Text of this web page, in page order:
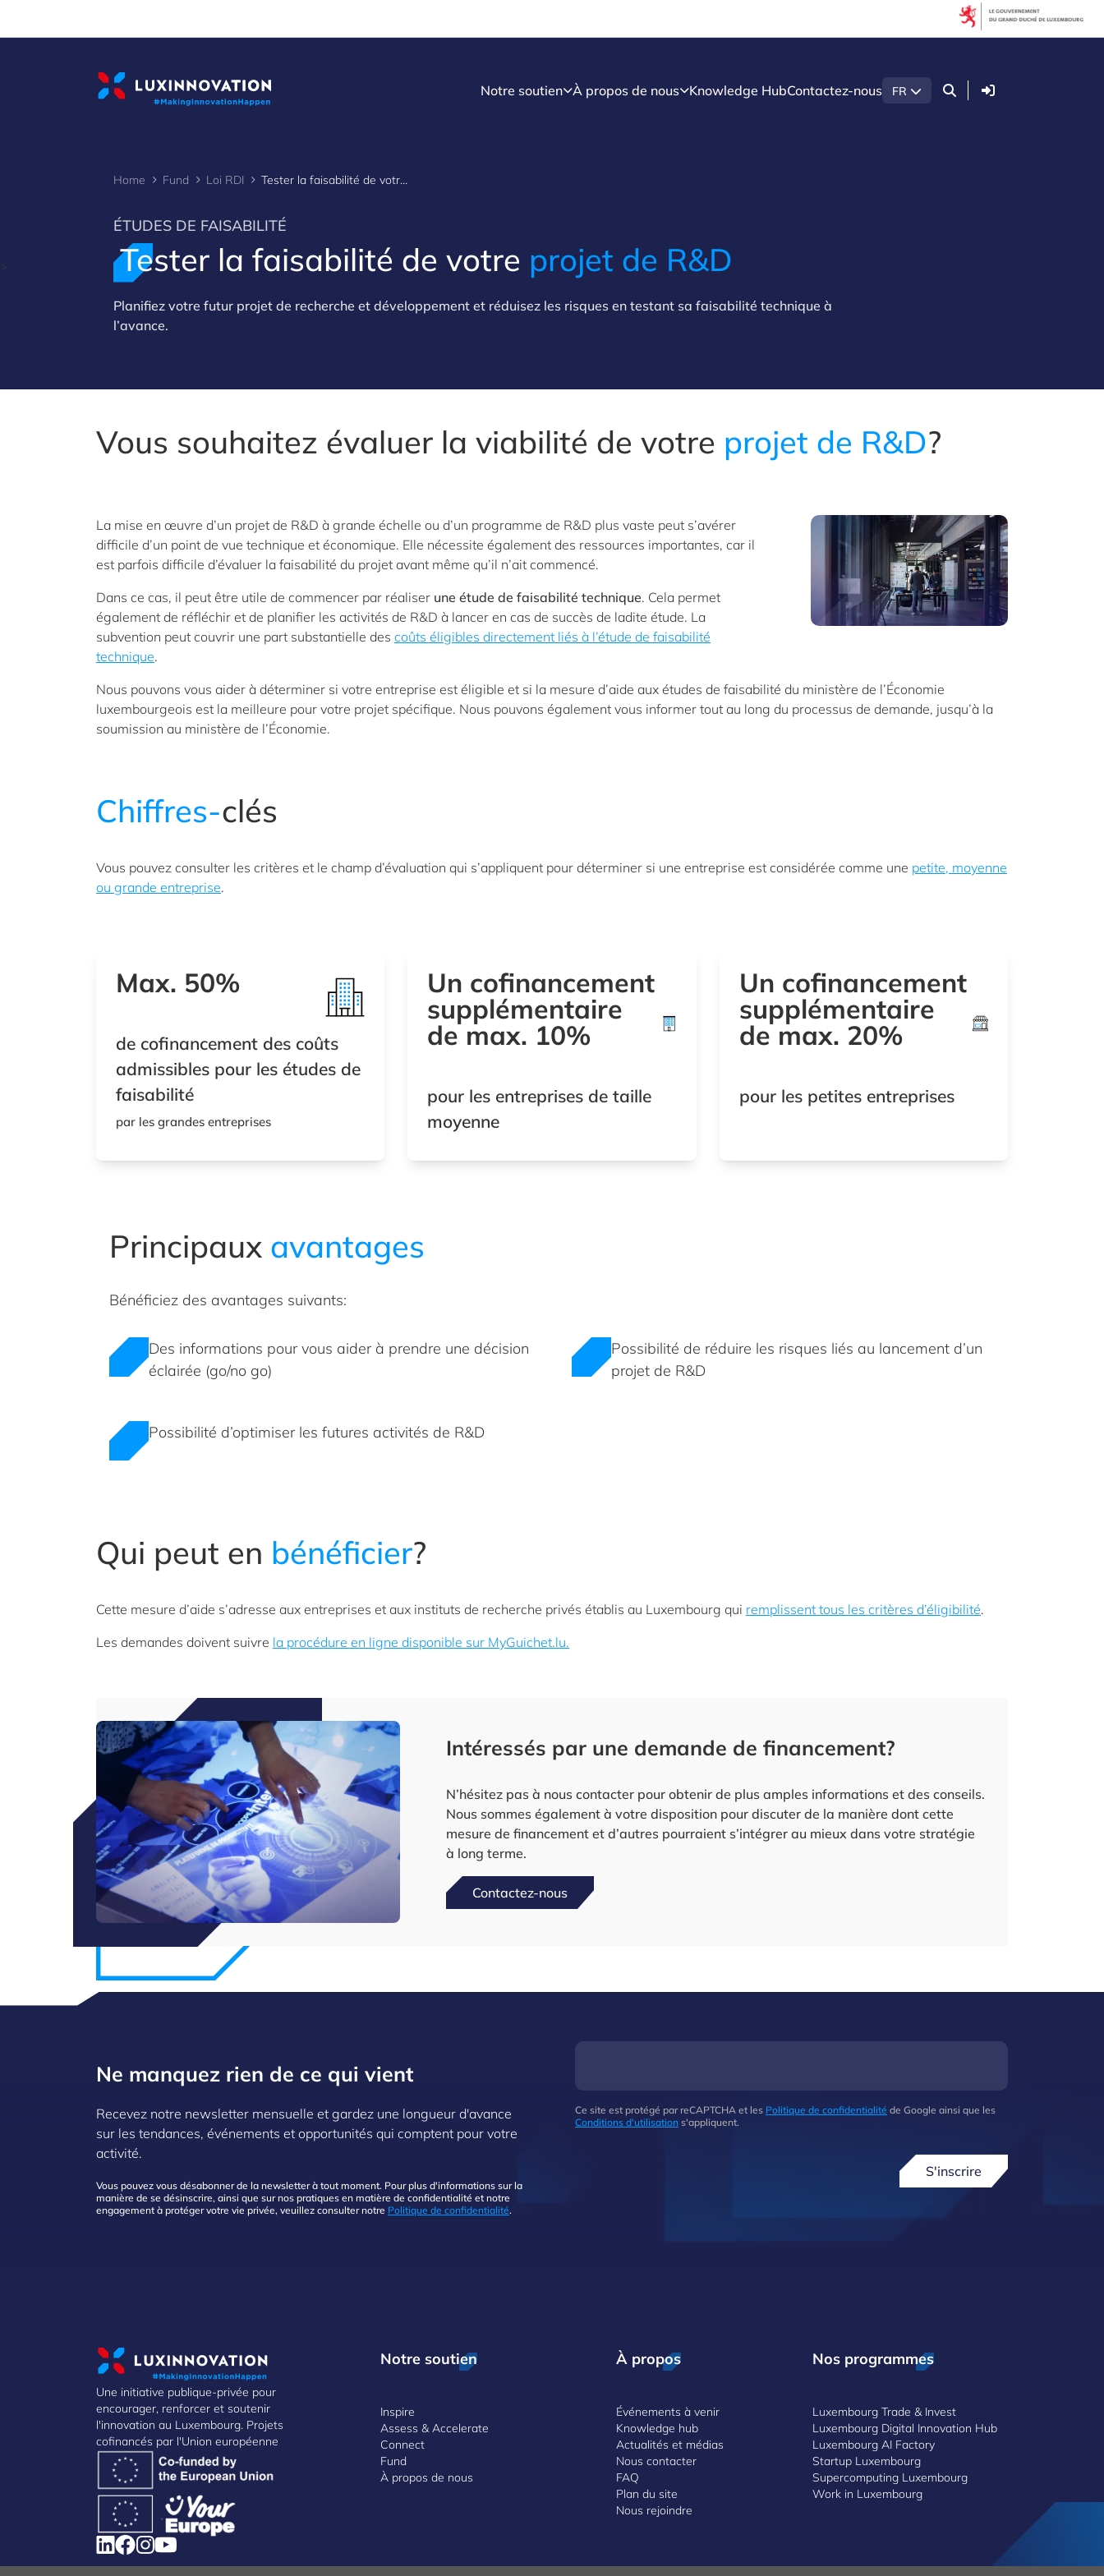
Notre soutien À propos de nous Knowledge HubContactez-nous FR Connexion
>
Home Fund Loi RDI Tester la faisabilité de votre projet de R&D
ÉTUDES DE FAISABILITÉ
Tester la faisabilité de votre projet de R&D
Planifiez votre futur projet de recherche et développement et réduisez les risques en testant sa faisabilité technique à
l’avance.
Vous souhaitez évaluer la viabilité de votre projet de R&D?
La mise en œuvre d’un projet de R&D à grande échelle ou d’un programme de R&D plus vaste peut s’avérer
difficile d’un point de vue technique et économique. Elle nécessite également des ressources importantes, car il
est parfois difficile d’évaluer la faisabilité du projet avant même qu’il n’ait commencé.
Dans ce cas, il peut être utile de commencer par réaliser une étude de faisabilité technique. Cela permet
également de réfléchir et de planifier les activités de R&D à lancer en cas de succès de ladite étude. La
subvention peut couvrir une part substantielle des coûts éligibles directement liés à l’étude de faisabilité
technique.
Nous pouvons vous aider à déterminer si votre entreprise est éligible et si la mesure d’aide aux études de faisabilité du ministère de l’Économie
luxembourgeois est la meilleure pour votre projet spécifique. Nous pouvons également vous informer tout au long du processus de demande, jusqu’à la
soumission au ministère de l’Économie.
Chiffres-clés
Vous pouvez consulter les critères et le champ d’évaluation qui s’appliquent pour déterminer si une entreprise est considérée comme une petite, moyenne
ou grande entreprise.
Max. 50%
de cofinancement des coûts
admissibles pour les études de
faisabilité
par les grandes entreprises
Un cofinancement
supplémentaire
de max. 10%
pour les entreprises de taille
moyenne
Un cofinancement
supplémentaire
de max. 20%
pour les petites entreprises
Principaux avantages
Bénéficiez des avantages suivants:
Des informations pour vous aider à prendre une décision
éclairée (go/no go)
Possibilité de réduire les risques liés au lancement d’un
projet de R&D
Possibilité d’optimiser les futures activités de R&D
Qui peut en bénéficier?
Cette mesure d’aide s’adresse aux entreprises et aux instituts de recherche privés établis au Luxembourg qui remplissent tous les critères d’éligibilité.
Les demandes doivent suivre la procédure en ligne disponible sur MyGuichet.lu.
Intéressés par une demande de financement?
N’hésitez pas à nous contacter pour obtenir de plus amples informations et des conseils.
Nous sommes également à votre disposition pour discuter de la manière dont cette
mesure de financement et d’autres pourraient s’intégrer au mieux dans votre stratégie
à long terme.
Contactez-nous
Ne manquez rien de ce qui vient
Recevez notre newsletter mensuelle et gardez une longueur d'avance
sur les tendances, événements et opportunités qui comptent pour votre
activité.
Vous pouvez vous désabonner de la newsletter à tout moment. Pour plus d'informations sur la
manière de se désinscrire, ainsi que sur nos pratiques en matière de confidentialité et notre
engagement à protéger votre vie privée, veuillez consulter notre Politique de confidentialité.
Ce site est protégé par reCAPTCHA et les Politique de confidentialité de Google ainsi que les
Conditions d'utilisation s'appliquent.
S'inscrire
Une initiative publique-privée pour
encourager, renforcer et soutenir
l'innovation au Luxembourg. Projets
cofinancés par l'Union européenne
Notre soutien
Inspire
Assess & Accelerate
Connect
Fund
À propos de nous
À propos
Événements à venir
Knowledge hub
Actualités et médias
Nous contacter
FAQ
Plan du site
Nous rejoindre
Nos programmes
Luxembourg Trade & Invest
Luxembourg Digital Innovation Hub
Luxembourg AI Factory
Startup Luxembourg
Supercomputing Luxembourg
Work in Luxembourg